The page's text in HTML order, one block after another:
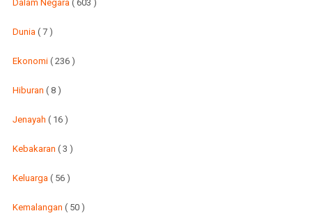
Dalam Negara ( 603 )
Dunia ( 7 )
Ekonomi ( 236 )
Hiburan ( 8 )
Jenayah ( 16 )
Kebakaran ( 3 )
Keluarga ( 56 )
Kemalangan ( 50 )